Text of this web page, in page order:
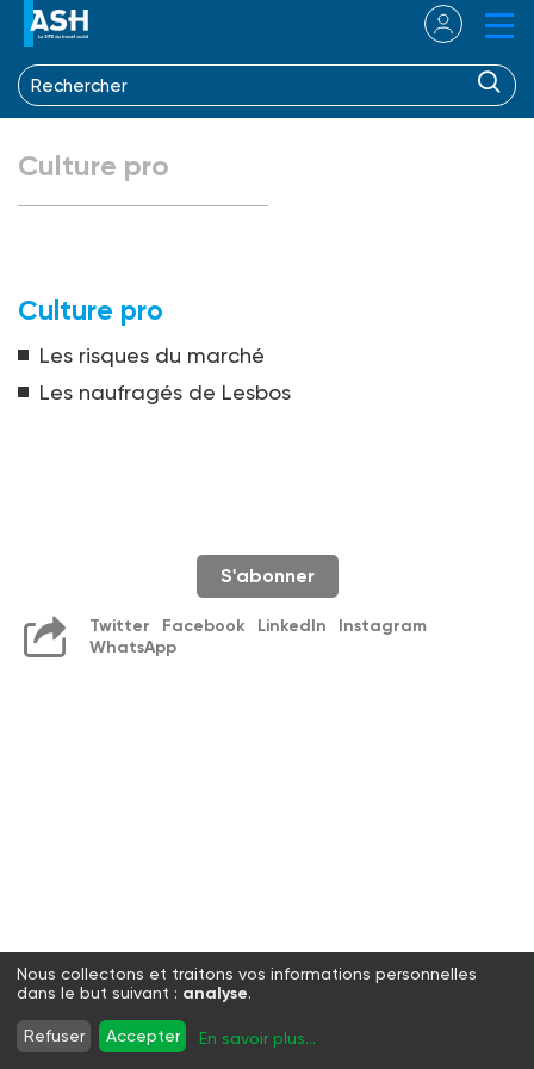
Culture pro
Culture pro
Les risques du marché
Les naufragés de Lesbos
S'abonner
Twitter Facebook LinkedIn
Instagram
WhatsApp
Nous collectons et traitons vos informations personnelles
dans le but suivant : analyse.
Refuser Accepter En savoir plus...